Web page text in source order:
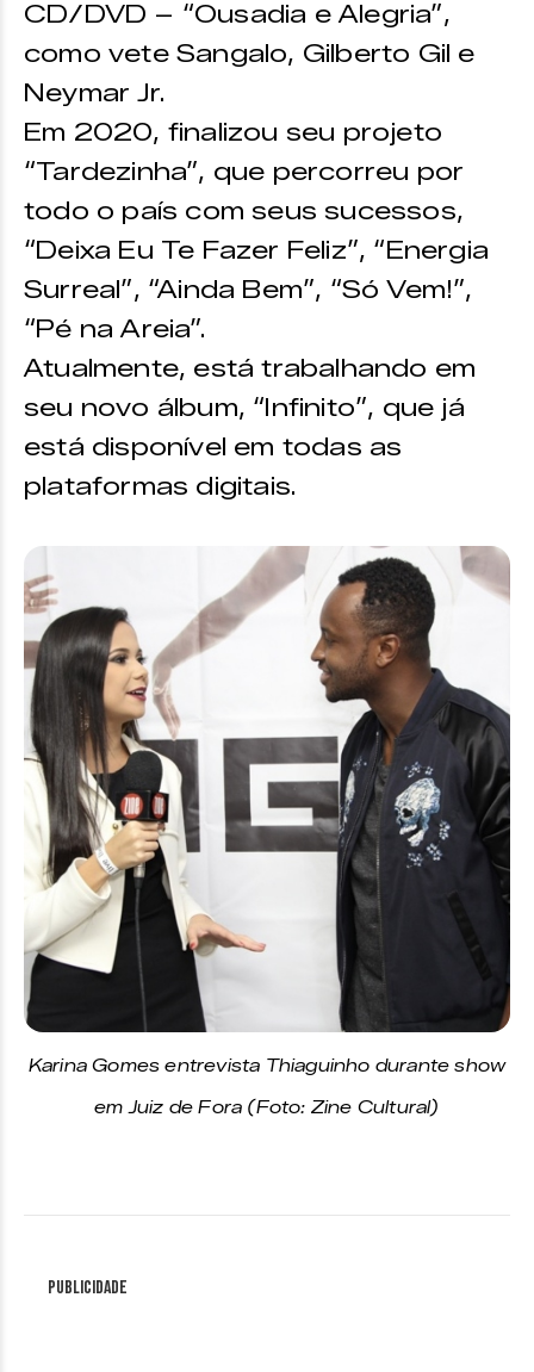
CD/DVD – “Ousadia e Alegria”,
como vete Sangalo, Gilberto Gil e
Neymar Jr.
Em 2020, finalizou seu projeto
“Tardezinha”, que percorreu por
todo o país com seus sucessos,
“Deixa Eu Te Fazer Feliz”, “Energia
Surreal”, “Ainda Bem”, “Só Vem!”,
“Pé na Areia”.
Atualmente, está trabalhando em
seu novo álbum, “Infinito”, que já
está disponível em todas as
plataformas digitais.
Karina Gomes entrevista Thiaguinho durante show
em Juiz de Fora (Foto: Zine Cultural)
Publicidade